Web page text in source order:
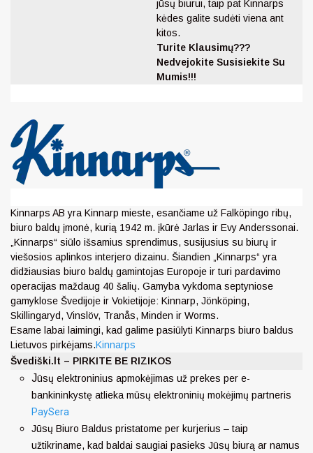
jūsų biurui, taip pat Kinnarps
kėdes galite sudėti viena ant
kitos.
Turite Klausimų???
Nedvejokite Susisiekite Su
Mumis!!!
Kinnarps AB yra Kinnarp mieste, esančiame už Falköpingo ribų,
biuro baldų įmonė, kurią 1942 m. įkūrė Jarlas ir Evy Anderssonai.
„Kinnarps“ siūlo išsamius sprendimus, susijusius su biurų ir
viešosios aplinkos interjero dizainu. Šiandien „Kinnarps“ yra
didžiausias biuro baldų gamintojas Europoje ir turi pardavimo
operacijas maždaug 40 šalių. Gamyba vykdoma septyniose
gamyklose Švedijoje ir Vokietijoje: Kinnarp, Jönköping,
Skillingaryd, Vinslöv, Tranås, Minden ir Worms.
Esame labai laimingi, kad galime pasiūlyti Kinnarps biuro baldus
Lietuvos pirkėjams.Kinnarps
Švediški.lt – PIRKITE BE RIZIKOS
Jūsų elektroninius apmokėjimas už prekes per e-
bankininkystę atlieka mūsų elektroninių mokėjimų partneris
PaySera
Jūsų Biuro Baldus pristatome per kurjerius – taip
užtikriname, kad baldai saugiai pasieks Jūsų biurą ar namus